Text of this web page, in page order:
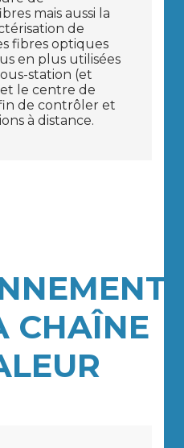
mais aussi la
de
fibres optiques
en plus utilisées
station (et
le centre de
de contrôler et
à distance.
CHAÎNE